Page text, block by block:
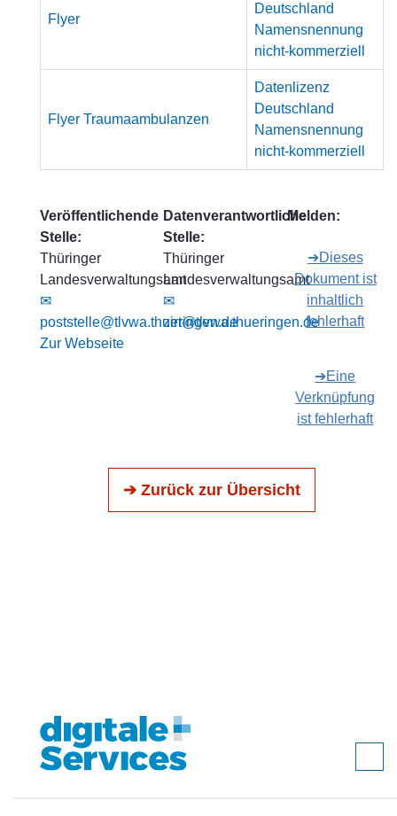
Flyer
Deutschland
Namensnennung
nicht-kommerziell
Flyer Traumaambulanzen
Datenlizenz
Deutschland
Namensnennung
nicht-kommerziell
Veröffentlichende
Stelle:
Thüringer
Landesverwaltungsamt
✉
poststelle@tlvwa.thueringen.de
Zur Webseite
Datenverantwortliche
Stelle:
Thüringer
Landesverwaltungsamt
✉
zirt@tlvwa.thueringen.de
Melden:
➔Dieses
Dokument ist
inhaltlich
fehlerhaft
➔Eine
Verknüpfung
ist fehlerhaft
➔ Zurück zur Übersicht